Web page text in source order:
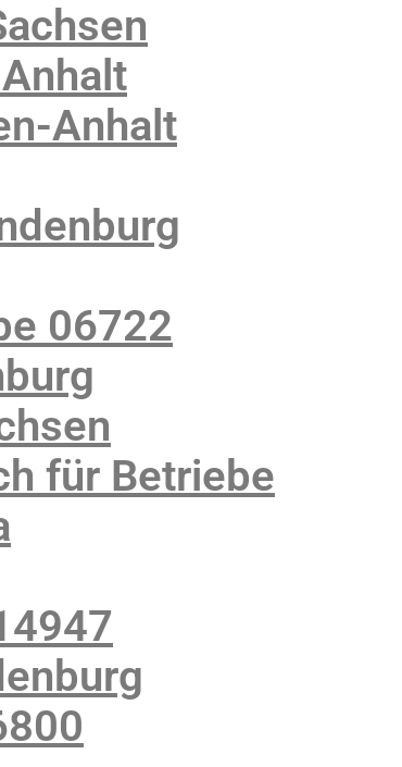
Anhalt
06722
für Betriebe